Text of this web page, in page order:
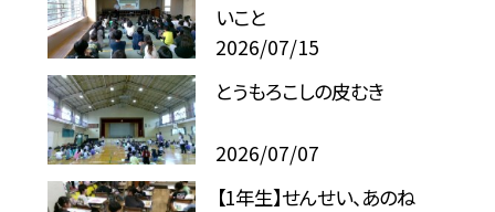
いこと
2026/07/15
とうもろこしの皮むき
2026/07/07
【1年生】せんせい、あのね